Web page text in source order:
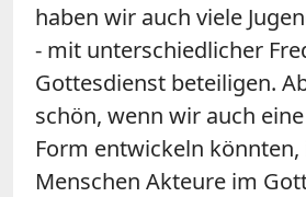
haben wir auch viele
- mit unterschiedlicher
Gottesdienst beteiligen.
schön, wenn wir auch
Form entwickeln
Menschen Akteure im